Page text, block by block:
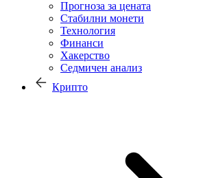
Прогноза за цената
Стабилни монети
Технология
Финанси
Хакерство
Седмичен анализ
Крипто